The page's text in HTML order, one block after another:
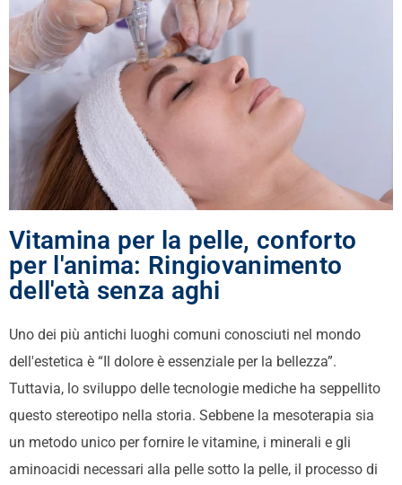
Vitamina per la pelle, conforto
per l'anima: Ringiovanimento
dell'età senza aghi
Uno dei più antichi luoghi comuni conosciuti nel mondo
dell'estetica è “Il dolore è essenziale per la bellezza”.
Tuttavia, lo sviluppo delle tecnologie mediche ha seppellito
questo stereotipo nella storia. Sebbene la mesoterapia sia
un metodo unico per fornire le vitamine, i minerali e gli
aminoacidi necessari alla pelle sotto la pelle, il processo di